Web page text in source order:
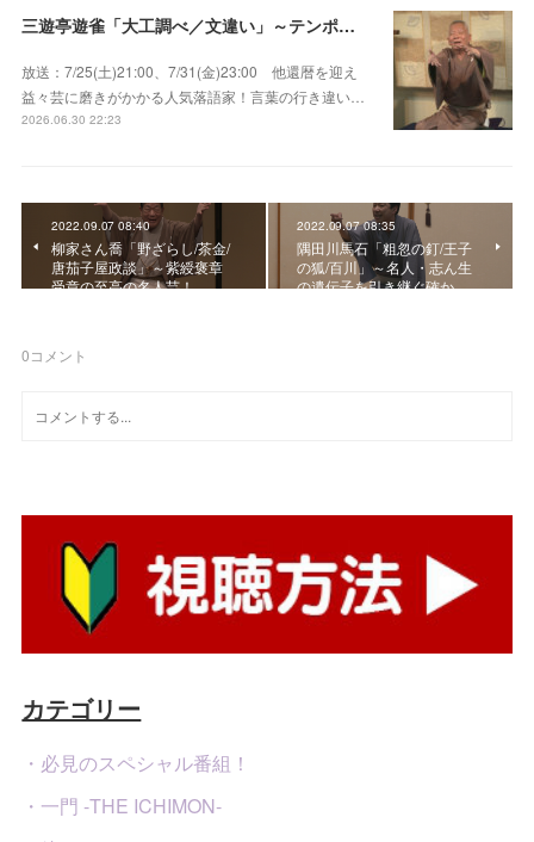
三遊亭遊雀「大工調べ／文違い」～テンポよくたたみかける語り口で人気・実力とも屈指！
放送：7/25(土)21:00、7/31(金)23:00 他還暦を迎え
益々芸に磨きがかかる人気落語家！言葉の行き違い…
2026.06.30 22:23
2022.09.07 08:40
柳家さん喬「野ざらし/茶金/
唐茄子屋政談」～紫綬褒章
受章の至高の名人芸！
2022.09.07 08:35
隅田川馬石「粗忽の釘/王子
の狐/百川」～名人・志ん生
の遺伝子を引き継ぐ確か…
0コメント
カテゴリー
・必見のスペシャル番組！
・一門 -THE ICHIMON-